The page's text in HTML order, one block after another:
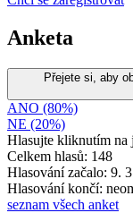
Anketa
Přejete si, aby
ANO (80%)
NE (20%)
Hlasujte kliknutím na
Celkem hlasů: 148
Hlasování začalo: 9.
Hlasování končí:
seznam všech anket